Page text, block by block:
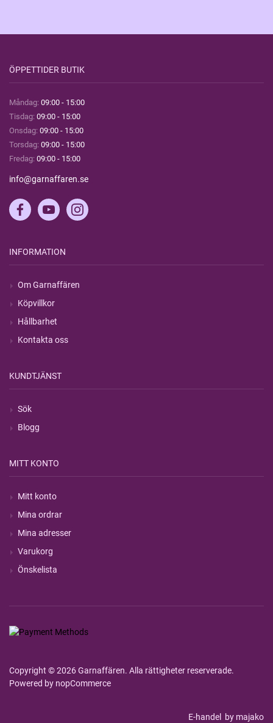
ÖPPETTIDER BUTIK
Måndag: 09:00 - 15:00
Tisdag: 09:00 - 15:00
Onsdag: 09:00 - 15:00
Torsdag: 09:00 - 15:00
Fredag: 09:00 - 15:00
info@garnaffaren.se
INFORMATION
Om Garnaffären
Köpvillkor
Hållbarhet
Kontakta oss
KUNDTJÄNST
Sök
Blogg
MITT KONTO
Mitt konto
Mina ordrar
Mina adresser
Varukorg
Önskelista
Copyright © 2026 Garnaffären. Alla rättigheter reserverade.
Powered by nopCommerce
E-handel by majako